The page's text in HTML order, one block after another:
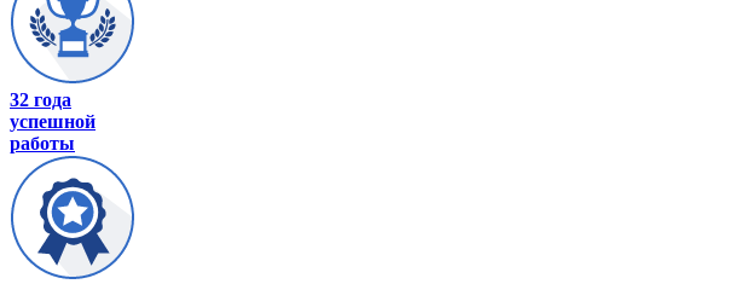
32 года
успешной
работы